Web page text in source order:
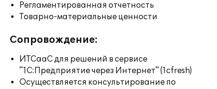
Регламентированная отчетность
Товарно-материальные ценности
Сопровождение:
ИТСааС для решений в сервисе
"1С:Предприятие через Интернет" (1cfresh)
Осуществляется консультирование по